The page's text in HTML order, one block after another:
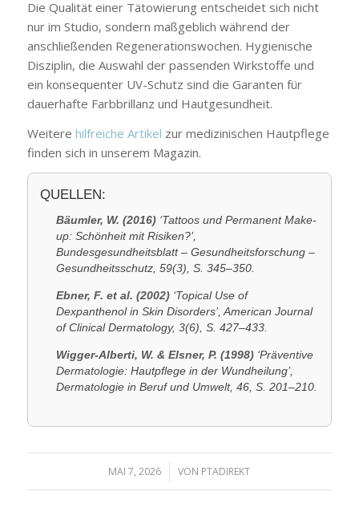
Die Qualität einer Tätowierung entscheidet sich nicht
nur im Studio, sondern maßgeblich während der
anschließenden Regenerationswochen. Hygienische
Disziplin, die Auswahl der passenden Wirkstoffe und
ein konsequenter UV-Schutz sind die Garanten für
dauerhafte Farbbrillanz und Hautgesundheit.
Weitere hilfreiche Artikel zur medizinischen Hautpflege
finden sich in unserem Magazin.
QUELLEN:
Bäumler, W. (2016) ‘Tattoos und Permanent Make-
up: Schönheit mit Risiken?’,
Bundesgesundheitsblatt – Gesundheitsforschung –
Gesundheitsschutz, 59(3), S. 345–350.
Ebner, F. et al. (2002) ‘Topical Use of
Dexpanthenol in Skin Disorders’, American Journal
of Clinical Dermatology, 3(6), S. 427–433.
Wigger-Alberti, W. & Elsner, P. (1998) ‘Präventive
Dermatologie: Hautpflege in der Wundheilung’,
Dermatologie in Beruf und Umwelt, 46, S. 201–210.
MAI 7, 2026
/ VON PTADIREKT